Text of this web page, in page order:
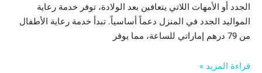
الجدد أو الأمهات اللاتي يتعافين بعد الولادة، توفر خدمة رعاية
المواليد الجدد في المنزل دعماً أساسياً. تبدأ خدمة رعاية الأطفال
من 79 درهم إماراتي للساعة، مما يوفر
قراءة المزيد »